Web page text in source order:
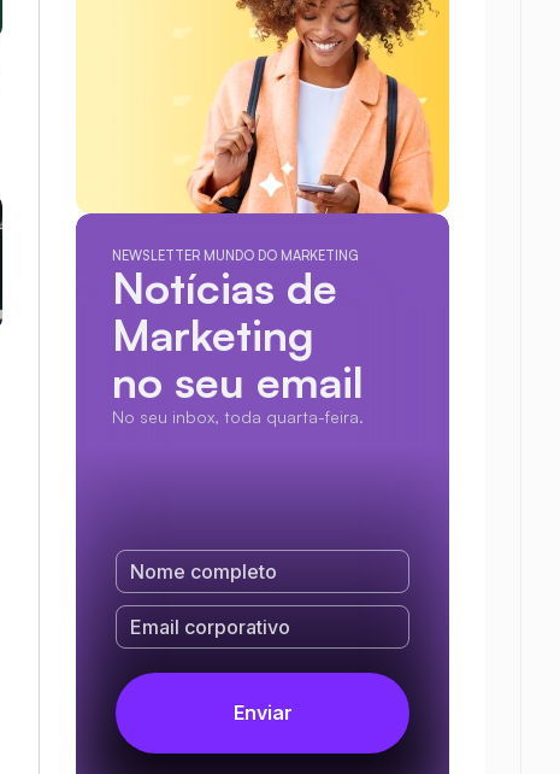
NEWSLETTER MUNDO DO MARKETING
Notícias de
Marketing
no seu email
No seu inbox, toda quarta-feira.